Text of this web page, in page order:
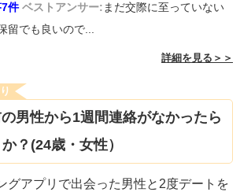
件 ベストアンサー:まだ交際に至っていない
留でも良いので...
詳細を見る＞＞
男性から1週間連絡がなかったら
？(24歳・女性）
グアプリで出会った男性と2度デートを